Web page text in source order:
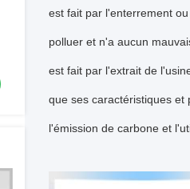
est fait par l'enterrement
polluer et n'a aucun
est fait par l'extrait de
que ses caractéristiques
l'émission de carbone et